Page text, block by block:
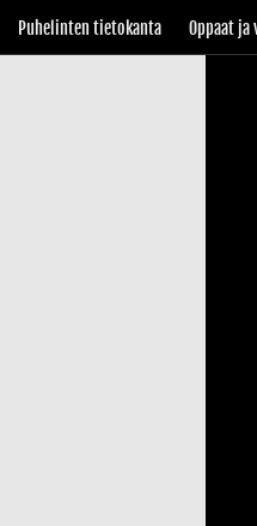
Puhelinten tietokanta Oppaat